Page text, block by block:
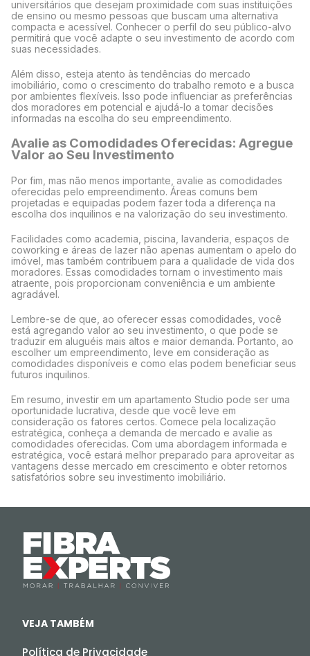
universitários que desejam proximidade com suas instituições
de ensino ou mesmo pessoas que buscam uma alternativa
compacta e acessível. Conhecer o perfil do seu público-alvo
permitirá que você adapte o seu investimento de acordo com
suas necessidades.
Além disso, esteja atento às tendências do mercado
imobiliário, como o crescimento do trabalho remoto e a busca
por ambientes flexíveis. Isso pode influenciar as preferências
dos moradores em potencial e ajudá-lo a tomar decisões
informadas na escolha do seu empreendimento.
Avalie as Comodidades Oferecidas: Agregue
Valor ao Seu Investimento
Por fim, mas não menos importante, avalie as comodidades
oferecidas pelo empreendimento. Áreas comuns bem
projetadas e equipadas podem fazer toda a diferença na
escolha dos inquilinos e na valorização do seu investimento.
Facilidades como academia, piscina, lavanderia, espaços de
coworking e áreas de lazer não apenas aumentam o apelo do
imóvel, mas também contribuem para a qualidade de vida dos
moradores. Essas comodidades tornam o investimento mais
atraente, pois proporcionam conveniência e um ambiente
agradável.
Lembre-se de que, ao oferecer essas comodidades, você
está agregando valor ao seu investimento, o que pode se
traduzir em aluguéis mais altos e maior demanda. Portanto, ao
escolher um empreendimento, leve em consideração as
comodidades disponíveis e como elas podem beneficiar seus
futuros inquilinos.
Em resumo, investir em um apartamento Studio pode ser uma
oportunidade lucrativa, desde que você leve em
consideração os fatores certos. Comece pela localização
estratégica, conheça a demanda de mercado e avalie as
comodidades oferecidas. Com uma abordagem informada e
estratégica, você estará melhor preparado para aproveitar as
vantagens desse mercado em crescimento e obter retornos
satisfatórios sobre seu investimento imobiliário.
VEJA TAMBÉM
Política de Privacidade